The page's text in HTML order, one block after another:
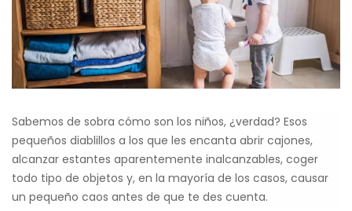
Sabemos de sobra cómo son los niños, ¿verdad? Esos
pequeños diablillos a los que les encanta abrir cajones,
alcanzar estantes aparentemente inalcanzables, coger
todo tipo de objetos y, en la mayoría de los casos, causar
un pequeño caos antes de que te des cuenta.